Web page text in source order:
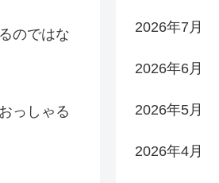
のではな
っしゃる
2026年7月
2026年6月
2026年5月
2026年4月